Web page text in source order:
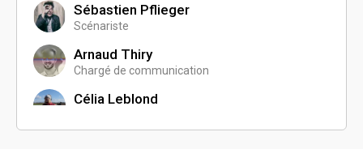
Sébastien Pflieger
Scénariste
Arnaud Thiry
Chargé de communication
Célia Leblond